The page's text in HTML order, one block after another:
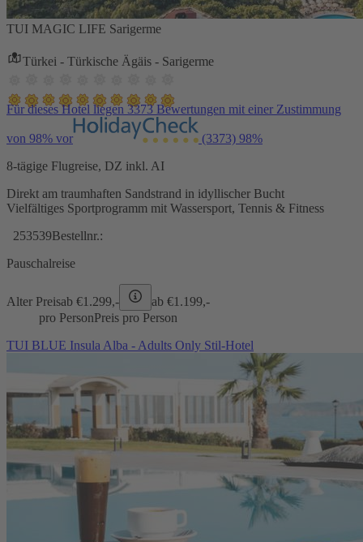
TUI MAGIC LIFE Sarigerme
Türkei - Türkische Ägäis - Sarigerme
Für dieses Hotel liegen 3373 Bewertungen mit einer Zustimmung
von 98% vor (3373) 98%
8-tägige Flugreise, DZ inkl. AI
Direkt am traumhaften Sandstrand in idyllischer Bucht
Vielfältiges Sportprogramm mit Wassersport, Tennis & Fitness
253539Bestellnr.:
Pauschalreise
Alter Preisab €1.299,- ab €1.199,-
pro PersonPreis pro Person
TUI BLUE Insula Alba - Adults Only Stil-Hotel